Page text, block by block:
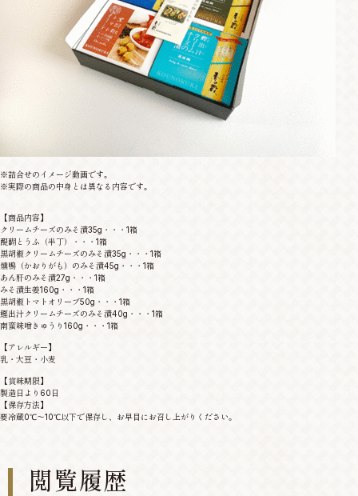
※詰合せのイメージ動画です。
※実際の商品の中身とは異なる内容です。
【商品内容】
クリームチーズのみそ漬35g・・・1箱
醍醐とうふ（半丁）・・・1箱
黒胡椒クリームチーズのみそ漬35g・・・1箱
燻鴨（かおりがも）のみそ漬45g・・・1箱
あん肝のみそ漬27g・・・1箱
みそ漬生姜160g・・・1箱
黒胡椒トマトオリーブ50g・・・1箱
鰹出汁クリームチーズのみそ漬40g・・・1箱
南蛮味噌きゅうり160g・・・1箱
【アレルギー】
乳・大豆・小麦
【賞味期限】
製造日より60日
【保存方法】
要冷蔵0℃～10℃以下で保存し、お早目にお召し上がりください。
閲覧履歴